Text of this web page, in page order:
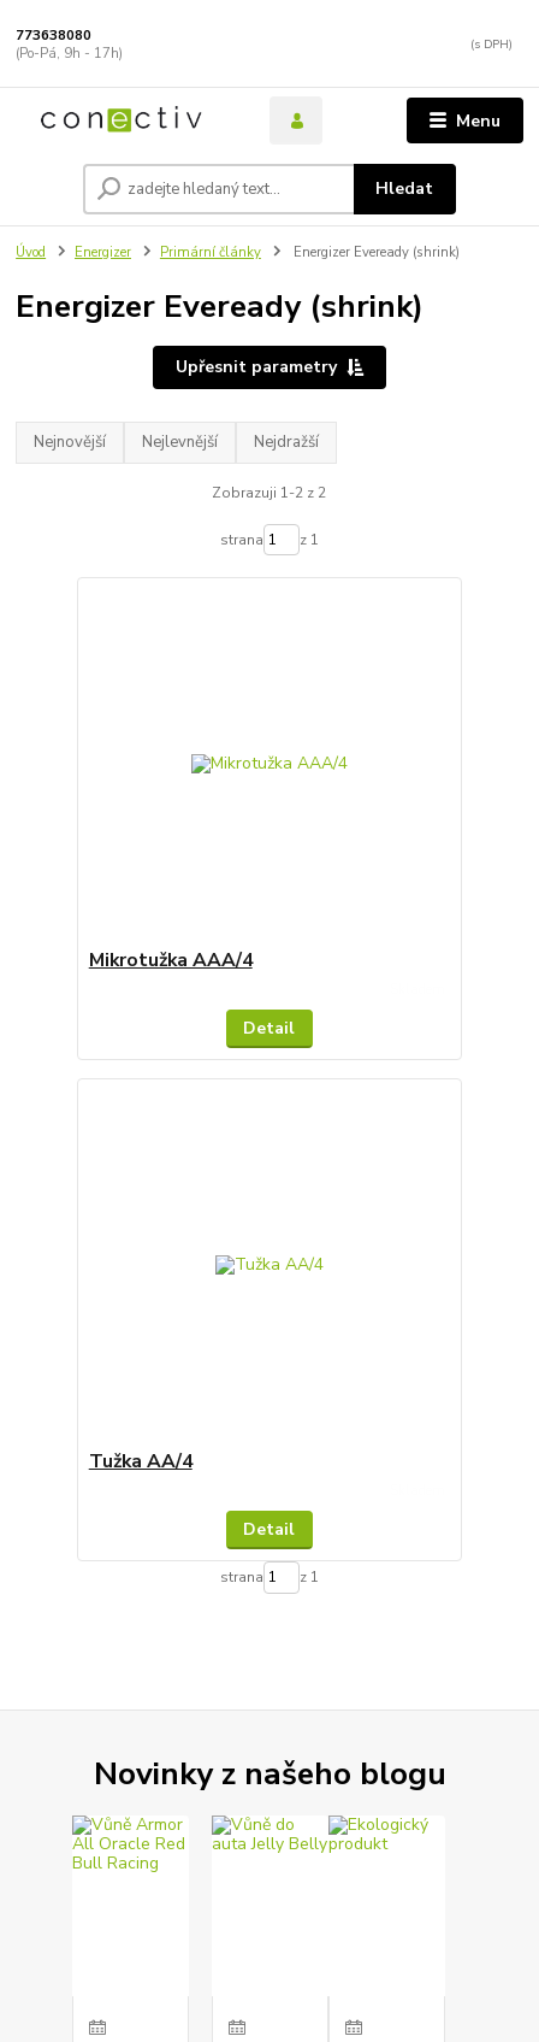
Menu
Hledat
773638080
(Po-Pá, 9h - 17h)
Úvod Energizer Primární články Energizer Eveready (shrink)
Energizer Eveready (shrink)
Upřesnit parametry
Nejnovější Nejlevnější Nejdražší
Zobrazuji 1-2 z 2
strana z 1
Mikrotužka AAA/4
Detail
Tužka AA/4
Detail
strana z 1
Novinky z našeho blogu